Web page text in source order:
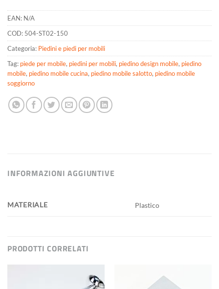
EAN: N/A
COD: 504-ST02-150
Categoria: Piedini e piedi per mobili
Tag: piede per mobile, piedini per mobili, piedino design mobile, piedino
mobile, piedino mobile cucina, piedino mobile salotto, piedino mobile
soggiorno
INFORMAZIONI AGGIUNTIVE
MATERIALE Plastico
PRODOTTI CORRELATI